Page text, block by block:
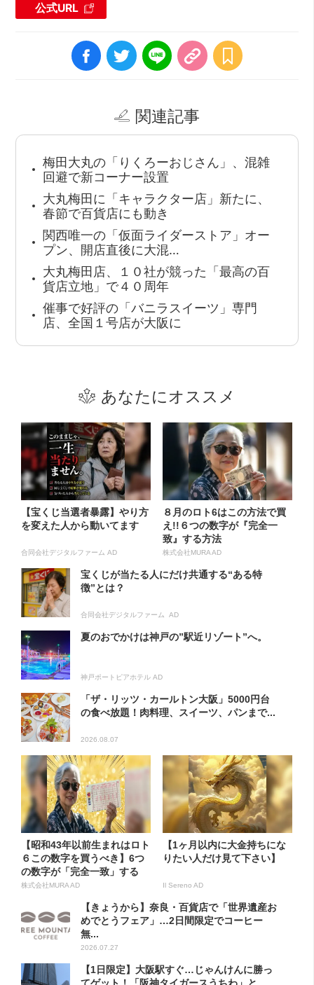
公式URL
関連記事
梅田大丸の「りくろーおじさん」、混雑
回避で新コーナー設置
大丸梅田に「キャラクター店」新たに、
春節で百貨店にも動き
関西唯一の「仮面ライダーストア」オー
プン、開店直後に大混…
大丸梅田店、１０社が競った「最高の百
貨店立地」で４０周年
催事で好評の「バニラスイーツ」専門
店、全国１号店が大阪に
あなたにオススメ
【宝くじ当選者暴露】やり方
を変えた人から動いてます
合同会社デジタルファーム AD
８月のロト6はこの方法で買
え!!６つの数字が『完全一
致』する方法
株式会社MURA AD
宝くじが当たる人にだけ共通する“ある特
徴”とは？
合同会社デジタルファーム AD
夏のおでかけは神戸の”駅近リゾート”へ。
神戸ポートピアホテル AD
「ザ・リッツ・カールトン大阪」5000円台
の食べ放題！肉料理、スイーツ、パンまで...
2026.08.07
【昭和43年以前生まれはロト
６この数字を買うべき】6つ
の数字が「完全一致」する
方...
株式会社MURA AD
【1ヶ月以内に大金持ちにな
りたい人だけ見て下さい】
Il Sereno AD
【きょうから】奈良・百貨店で「世界遺産お
めでとうフェア」…2日間限定でコーヒー
無...
2026.07.27
【1日限定】大阪駅すぐ…じゃんけんに勝っ